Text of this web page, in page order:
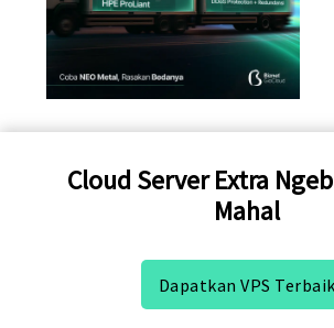
Cloud Server Extra
Mahal
Dapatkan VPS Terbaik